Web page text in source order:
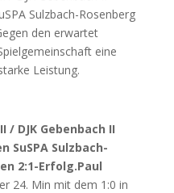
/ DJK Gebenbach II
SuSPA Sulzbach-
2:1-Erfolg.Paul
24. Min mit dem 1:0 in